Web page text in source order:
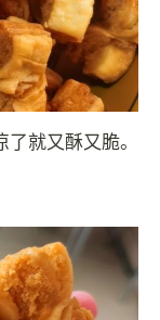
就又酥又脆。